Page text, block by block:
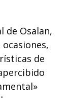
de Osalan,
de